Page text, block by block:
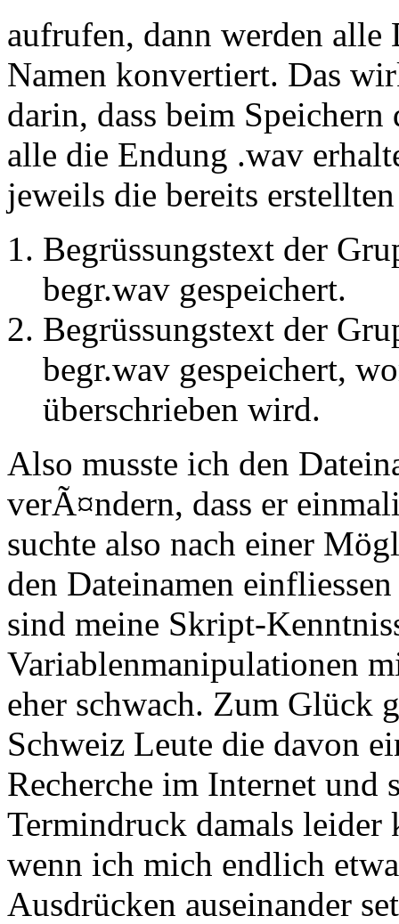
aufrufen, dann werden
Namen konvertiert. Das
darin, dass beim
alle die Endung .wav
jeweils die bereits
Begrüssungstext der
begr.wav gespeichert.
Begrüssungstext der
begr.wav gespeichert,
überschrieben wird.
Also musste ich den
verÃ¤ndern, dass er
suchte also nach einer
den Dateinamen
sind meine Skript-
Variablenmanipulationen
eher schwach. Zum Glück
Schweiz Leute die davon
Recherche im Internet und
Termindruck damals
wenn ich mich endlich
Ausdrücken auseinander